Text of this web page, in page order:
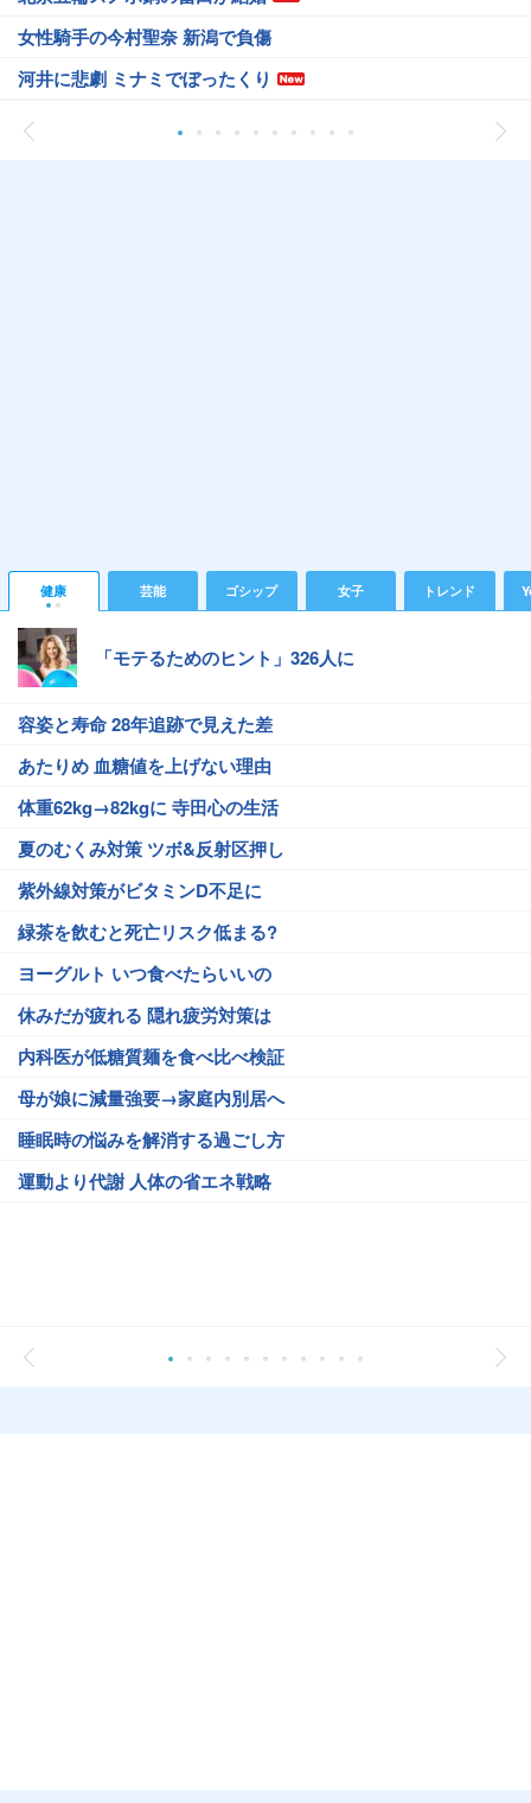
女性騎手の今村聖奈 新潟で負傷
河井に悲劇 ミナミでぼったくり
健康 芸能 ゴシップ 女子 トレンド
「モテるためのヒント」326人に
容姿と寿命 28年追跡で見えた差
あたりめ 血糖値を上げない理由
体重62kg→82kgに 寺田心の生活
夏のむくみ対策 ツボ&反射区押し
紫外線対策がビタミンD不足に
緑茶を飲むと死亡リスク低まる?
ヨーグルト いつ食べたらいいの
休みだが疲れる 隠れ疲労対策は
内科医が低糖質麺を食べ比べ検証
母が娘に減量強要→家庭内別居へ
睡眠時の悩みを解消する過ごし方
運動より代謝 人体の省エネ戦略